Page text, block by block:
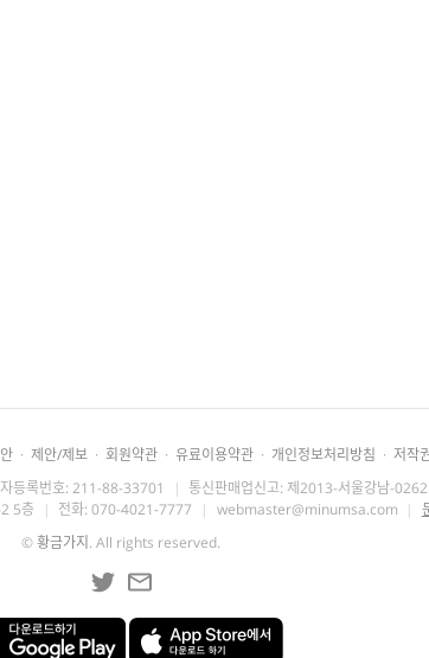
· 제안/제보 · 회원약관 · 유료이용약관 · 개인정보처리방침 · 저작
등록번호: 211-88-33701 | 통신판매업신고: 제2013-서울강남-
5층 | 전화: 070-4021-7777 | webmaster@minumsa.com |
©황금가지 . All rights reserved.